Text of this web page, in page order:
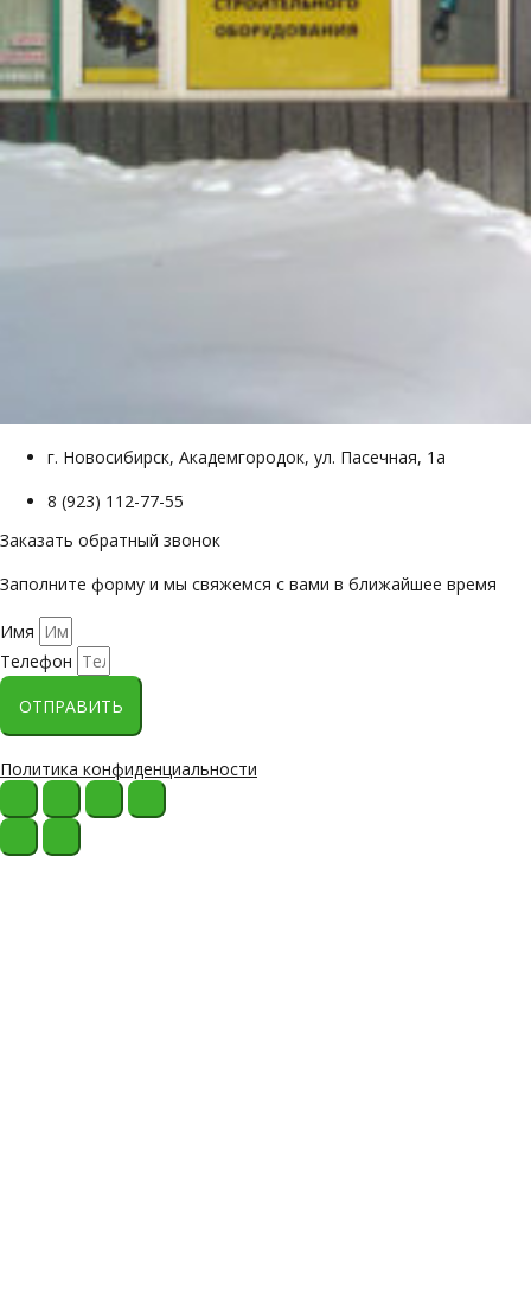
г. Новосибирск, Академгородок, ул. Пасечная, 1а
8 (923) 112-77-55
Заказать обратный звонок
Заполните форму и мы свяжемся с вами в ближайшее время
Имя
Телефон
ОТПРАВИТЬ
Политика конфиденциальности